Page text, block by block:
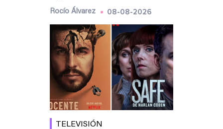
Rocío Álvarez 08-08-2026
TELEVISIÓN